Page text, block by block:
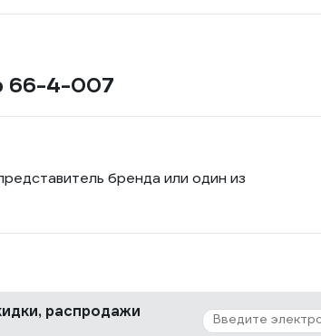
66-4-007
бренда или один из
распродажи